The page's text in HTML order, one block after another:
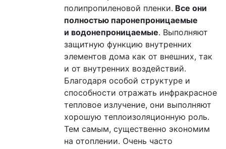
полипропиленовой пленки. Все они
полностью паронепроницаемые
и водонепроницаемые. Выполняют
защитную функцию внутренних
элементов дома как от внешних, так
и от внутренних воздействий.
Благодаря особой структуре и
способности отражать инфракрасное
тепловое излучение, они выполняют
хорошую теплоизоляционную роль.
Тем самым, существенно экономим
на отоплении. Очень часто